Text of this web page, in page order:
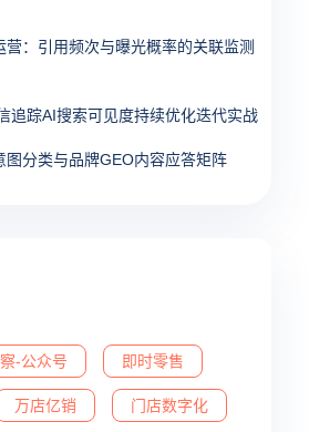
营：引用频次与曝光概率的关联监测
追踪AI搜索可见度持续优化迭代实战
图分类与品牌GEO内容应答矩阵
-公众号 即时零售
万店亿销 门店数字化